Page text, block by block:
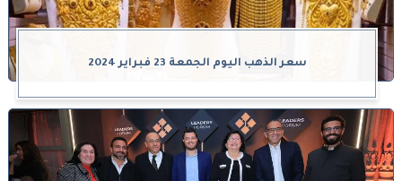
سعر الذهب اليوم الجمعة 23 فبراير 2024